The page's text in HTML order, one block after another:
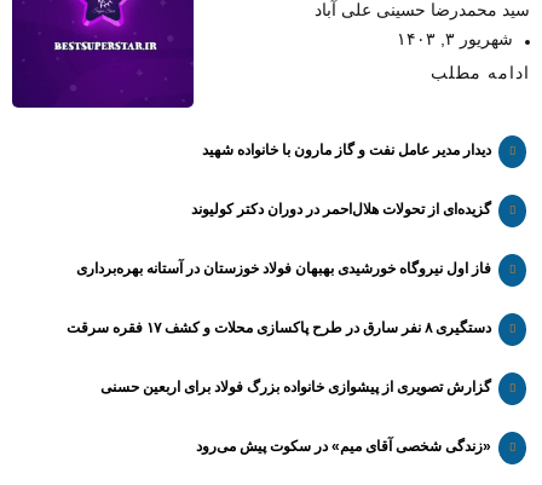
سید محمدرضا حسینی علی آباد
شهریور ۳, ۱۴۰۳
ادامه مطلب
دیدار مدیر عامل نفت و گاز مارون با خانواده شهید
گزیده‌ای از تحولات هلال‌احمر در دوران دکتر کولیوند
فاز اول نیروگاه خورشیدی بهبهان فولاد خوزستان در آستانه بهره‌برداری
دستگیری ۸ نفر سارق در طرح پاکسازی محلات و کشف ۱۷ فقره سرقت
گزارش تصویری از پیشوازی خانواده بزرگ فولاد برای اربعین حسنی
«زندگی شخصی آقای میم» در سکوت پیش می‌رود